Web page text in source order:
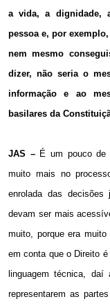
a vida, a dignidade,
pessoa e, por
nem mesmo
dizer, não seria o
informação e ao
basilares da
JAS –É um pouco de
muito mais no
enrolada das
devam ser mais
muito, porque era
em conta que o Direito
linguagem técnica,
representarem as